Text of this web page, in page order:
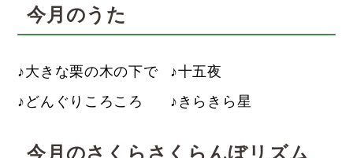
今月のうた
大きな栗の木の下で
十五夜
どんぐりころころ
きらきら星
今月のさくらさくらんぼリズム